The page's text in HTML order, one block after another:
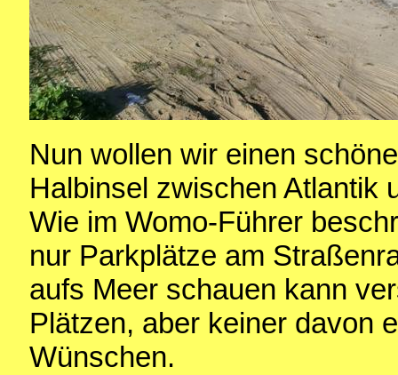
Nun wollen wir einen
Halbinsel zwischen Atlantik
Wie im Womo-Führer
nur Parkplätze am
aufs Meer schauen kann
Plätzen, aber keiner davon
Wünschen.